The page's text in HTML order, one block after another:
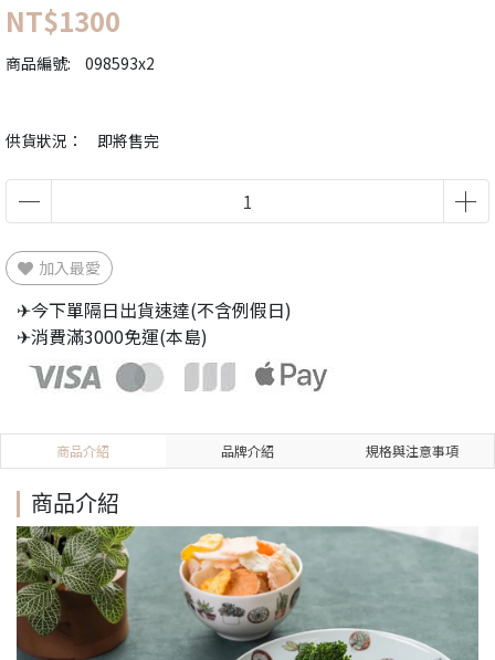
NT$1300
商品編號: 098593x2
供貨狀況： 即將售完
加入最愛
✈今下單隔日出貨速達(不含例假日)
✈消費滿3000免運(本島)
商品介紹 品牌介紹 規格與注意事項
商品介紹